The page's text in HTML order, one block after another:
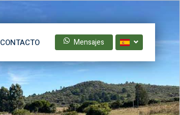
CONTACTO Mensajes